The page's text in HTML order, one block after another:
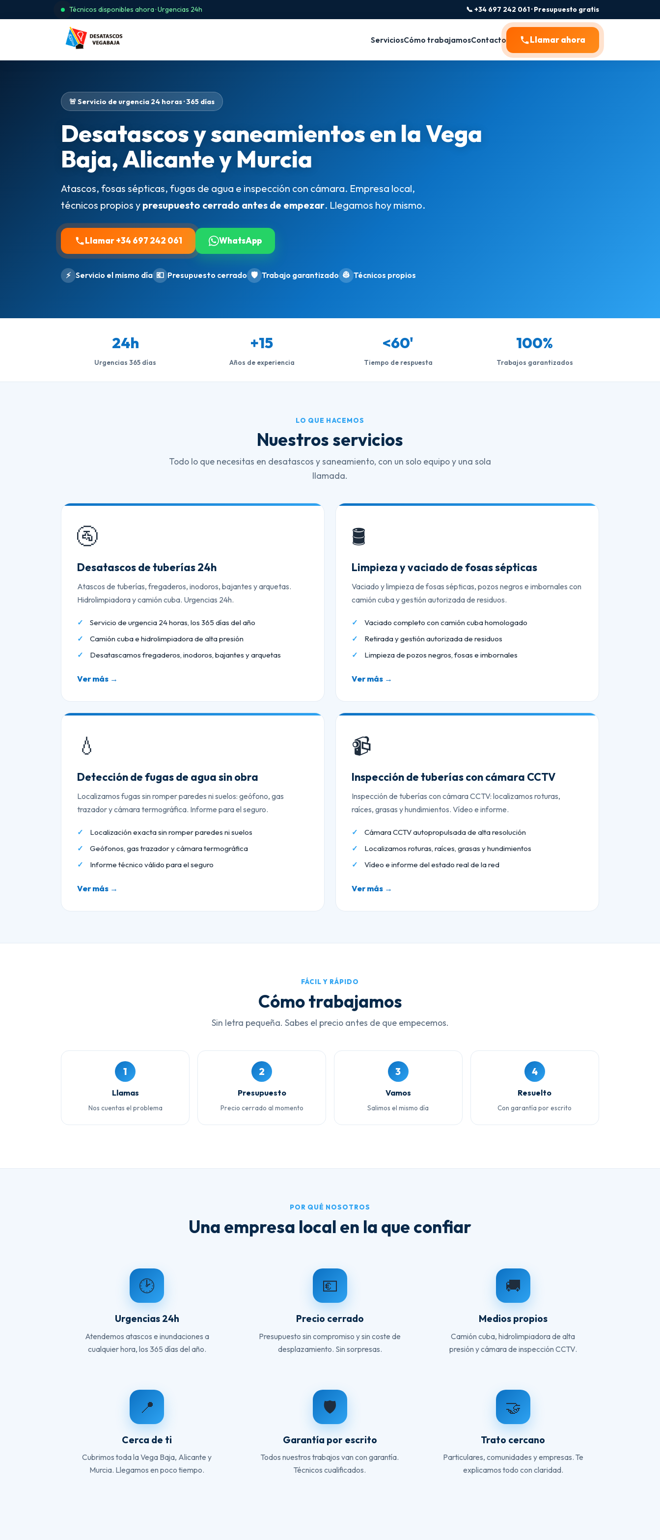
Técnicos disponibles ahora · Urgencias 24h 📞 +34 697 242 061 · Presupuesto gratis
ServiciosCómo trabajamosContacto Llamar ahora
🚨 Servicio de urgencia 24 horas · 365 días
Desatascos y saneamientos en la Vega
Baja, Alicante y Murcia
Atascos, fosas sépticas, fugas de agua e inspección con cámara. Empresa local,
técnicos propios y presupuesto cerrado antes de empezar. Llegamos hoy mismo.
Llamar +34 697 242 061 WhatsApp
⚡ Servicio el mismo día 💶 Presupuesto cerrado 🛡️ Trabajo garantizado 👷 Técnicos propios
24h
Urgencias 365 días
+15
Años de experiencia
<60'
Tiempo de respuesta
100%
Trabajos garantizados
LO QUE HACEMOS
Nuestros servicios
Todo lo que necesitas en desatascos y saneamiento, con un solo equipo y una sola
llamada.
🚰
Desatascos de tuberías 24h
Atascos de tuberías, fregaderos, inodoros, bajantes y arquetas.
Hidrolimpiadora y camión cuba. Urgencias 24h.
Servicio de urgencia 24 horas, los 365 días del año
Camión cuba e hidrolimpiadora de alta presión
Desatascamos fregaderos, inodoros, bajantes y arquetas
Ver más →
🛢️
Limpieza y vaciado de fosas sépticas
Vaciado y limpieza de fosas sépticas, pozos negros e imbornales con
camión cuba y gestión autorizada de residuos.
Vaciado completo con camión cuba homologado
Retirada y gestión autorizada de residuos
Limpieza de pozos negros, fosas e imbornales
Ver más →
💧
Detección de fugas de agua sin obra
Localizamos fugas sin romper paredes ni suelos: geófono, gas
trazador y cámara termográfica. Informe para el seguro.
Localización exacta sin romper paredes ni suelos
Geófonos, gas trazador y cámara termográfica
Informe técnico válido para el seguro
Ver más →
📹
Inspección de tuberías con cámara CCTV
Inspección de tuberías con cámara CCTV: localizamos roturas,
raíces, grasas y hundimientos. Vídeo e informe.
Cámara CCTV autopropulsada de alta resolución
Localizamos roturas, raíces, grasas y hundimientos
Vídeo e informe del estado real de la red
Ver más →
FÁCIL Y RÁPIDO
Cómo trabajamos
Sin letra pequeña. Sabes el precio antes de que empecemos.
1
Llamas
Nos cuentas el problema
2
Presupuesto
Precio cerrado al momento
3
Vamos
Salimos el mismo día
4
Resuelto
Con garantía por escrito
POR QUÉ NOSOTROS
Una empresa local en la que confiar
🕑
Urgencias 24h
Atendemos atascos e inundaciones a
cualquier hora, los 365 días del año.
💶
Precio cerrado
Presupuesto sin compromiso y sin coste de
desplazamiento. Sin sorpresas.
🚚
Medios propios
Camión cuba, hidrolimpiadora de alta
presión y cámara de inspección CCTV.
📍
Cerca de ti
Cubrimos toda la Vega Baja, Alicante y
Murcia. Llegamos en poco tiempo.
🛡️
Garantía por escrito
Todos nuestros trabajos van con garantía.
Técnicos cualificados.
🤝
Trato cercano
Particulares, comunidades y empresas. Te
explicamos todo con claridad.